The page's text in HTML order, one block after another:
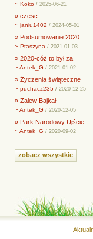
~ Koko / 2025-06-21
» czesc
~ janiu1402 / 2024-05-01
» Podsumowanie 2020
~ Ptaszyna / 2021-01-03
» 2020-cóż to był za
~ Antek_G / 2021-01-02
» Życzenia świąteczne
~ puchacz235 / 2020-12-25
» Zalew Bajkał
~ Antek_G / 2020-12-05
» Park Narodowy Ujście
~ Antek_G / 2020-09-02
zobacz wszystkie